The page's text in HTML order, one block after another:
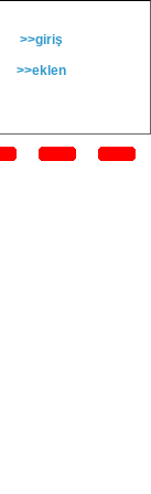
>>giriş
>>eklen